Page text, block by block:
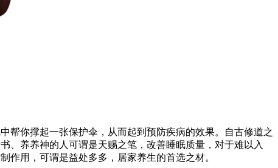
你撑起一张保护伞，从而起到预防疾病的效果。自古修道之
、养养神的人可谓是天赐之笔，改善睡眠质量，对于难以入
作用，可谓是益处多多，居家养生的首选之材。